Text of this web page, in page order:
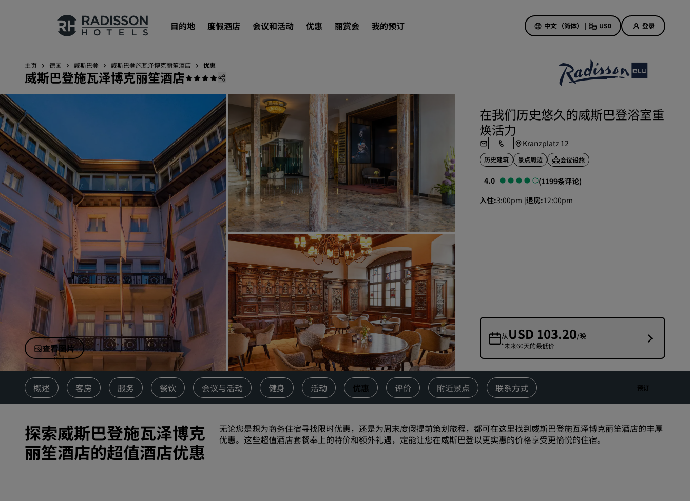
目的地 度假酒店 会议和活动 优惠 丽赏会 我的预订 中文 （简体） | USD 登录
我们的品牌
丽笙酒店集团品牌
中国附属品牌
目的地
度假酒店
服务式公寓
机场酒店
新开业和即将开业的酒店
会议和活动
探索丽笙会议
预订会议空间
请求报价
活动目的地
行业方案
搜索航班
搜索航班
餐饮
搜索餐厅
数字服务
丽笙酒店集团应用程序
酒店优惠
美好的初遇，丰厚的奖励
提前预订
查看套餐
访问我们的博客
丽赏会
了解丽赏会
礼遇
如何使用积分
预订人员和策划人员
主页 德国 威斯巴登 威斯巴登施瓦泽博克丽笙酒店 优惠
威斯巴登施瓦泽博克丽笙酒店
查看图片
在我们历史悠久的威斯巴登浴室重
焕活力
Kranzplatz 12
历史建筑 景点周边 会议设施
4.0
(1199条评论)
入住 3:00pm 退房 12:00pm
从USD 103.20/晚
*未来60天的最低价
概述 客房 服务 餐饮 会议与活动 健身 活动 优惠 评价 附近景点 联系方式 预订
探索威斯巴登施瓦泽博克
丽笙酒店的超值酒店优惠
无论您是想为商务住宿寻找限时优惠，还是为周末度假提前策划旅程，都可在这里找到威斯巴登施瓦泽博克丽笙酒店的丰厚
优惠。这些超值酒店套餐奉上的特价和额外礼遇，定能让您在威斯巴登以更实惠的价格享受更愉悦的住宿。